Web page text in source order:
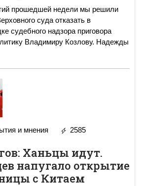
прошедшей недели мы решили
суда отказать в
судебного надзора приговора
Владимиру Козлову. Надежды
и мнения
2585
Ханьцы идут.
напугало открытие
с Китаем